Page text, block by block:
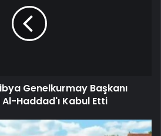
Genelkurmay Başkanı
Haddad'ı Kabul Etti